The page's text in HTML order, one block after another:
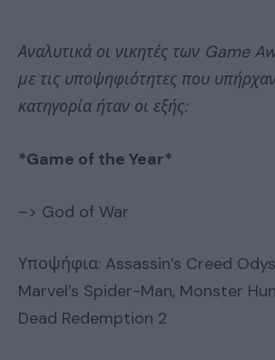
Αναλυτικά οι νικητές των Game
με τις υποψηφιότητες που
κατηγορία ήταν οι εξής:
*Game of the Year*
–> God of War
Υποψήφια: Assassin’s Creed
Marvel’s Spider-Man, Monster
Dead Redemption 2